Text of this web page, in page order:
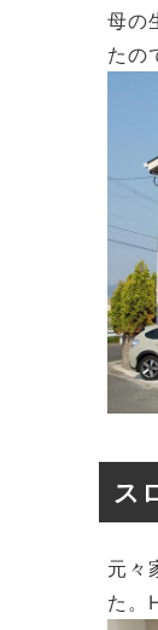
母の
たの
ス
元々
た。